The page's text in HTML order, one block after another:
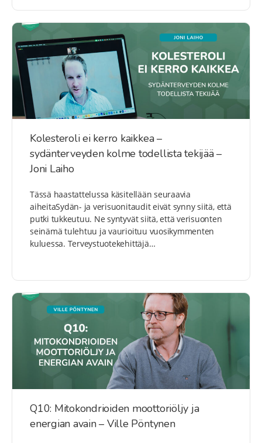
Kolesteroli ei kerro kaikkea –
sydänterveyden kolme todellista tekijää –
Joni Laiho
Tässä haastattelussa käsitellään seuraavia
aiheitaSydän- ja verisuonitaudit eivät synny siitä, että
putki tukkeutuu. Ne syntyvät siitä, että verisuonten
seinämä tulehtuu ja vaurioituu vuosikymmenten
kuluessa. Terveystuotekehittäjä…
Q10: Mitokondrioiden moottoriöljy ja
energian avain – Ville Pöntynen